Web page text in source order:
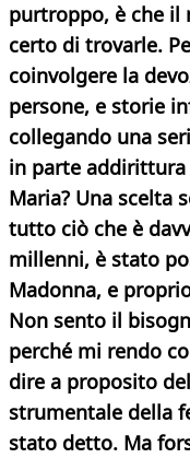
purtroppo, è che il
certo di trovarle.
coinvolgere la
persone, e storie
collegando una
in parte
Maria? Una scelta
tutto ciò che è
millenni, è stato
Madonna, e
Non sento il
perché mi rendo
dire a proposito
strumentale della
stato detto. Ma